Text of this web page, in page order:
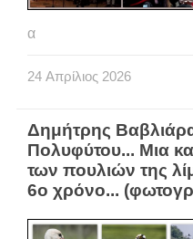
α
24 Απρίλιος 2026
Δημήτρης
Πολυφύτου... Μια
των πουλιών της
6ο χρόνο...